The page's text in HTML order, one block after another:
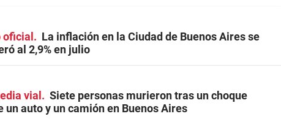
oficial
La inflación en la Ciudad de Buenos Aires se
al 2,9% en julio
vial
Siete personas murieron tras un choque
un auto y un camión en Buenos Aires